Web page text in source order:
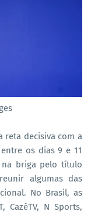
reta decisiva com a
os dias 9 e 11
na briga pelo título
algumas das
No Brasil, as
CazéTV, N Sports,